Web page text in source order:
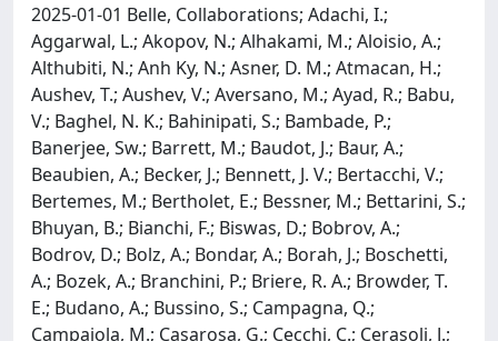
2025-01-01 Belle, Collaborations; Adachi, I.;
Aggarwal, L.; Akopov, N.; Alhakami, M.; Aloisio, A.;
Althubiti, N.; Anh Ky, N.; Asner, D. M.; Atmacan, H.;
Aushev, T.; Aushev, V.; Aversano, M.; Ayad, R.; Babu,
V.; Baghel, N. K.; Bahinipati, S.; Bambade, P.;
Banerjee, Sw.; Barrett, M.; Baudot, J.; Baur, A.;
Beaubien, A.; Becker, J.; Bennett, J. V.; Bertacchi, V.;
Bertemes, M.; Bertholet, E.; Bessner, M.; Bettarini, S.;
Bhuyan, B.; Bianchi, F.; Biswas, D.; Bobrov, A.;
Bodrov, D.; Bolz, A.; Bondar, A.; Borah, J.; Boschetti,
A.; Bozek, A.; Branchini, P.; Briere, R. A.; Browder, T.
E.; Budano, A.; Bussino, S.; Campagna, Q.;
Campajola, M.; Casarosa, G.; Cecchi, C.; Cerasoli, J.;